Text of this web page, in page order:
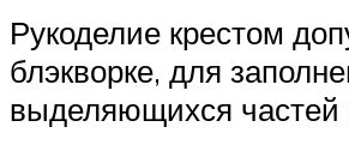
Рукоделие крестом
блэкворке, для
выделяющихся частей